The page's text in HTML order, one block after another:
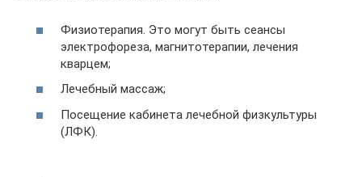
Физиотерапия. Это могут быть сеансы
электрофореза, магнитотерапии, лечения
кварцем;
Лечебный массаж;
Посещение кабинета лечебной физкультуры
(ЛФК).